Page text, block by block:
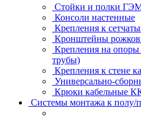
Стойки и полки
Консоли настенные
Крепления к
Кронштейны
Крепления на опоры
трубы)
Крепления к стене
Универсально-
Крюки кабельные
Системы монтажа к полу/